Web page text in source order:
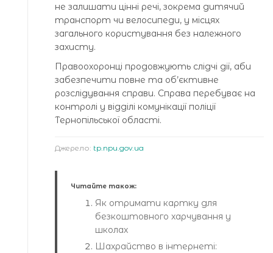
не залишати цінні речі, зокрема дитячий
транспорт чи велосипеди, у місцях
загального користування без належного
захисту.
Правоохоронці продовжують слідчі дії, аби
забезпечити повне та об’єктивне
розслідування справи. Справа перебуває на
контролі у відділі комунікації поліції
Тернопільської області.
Джерело: tp.npu.gov.ua
Читайте також:
Як отримати картку для
безкоштовного харчування у
школах
Шахрайство в інтернеті: